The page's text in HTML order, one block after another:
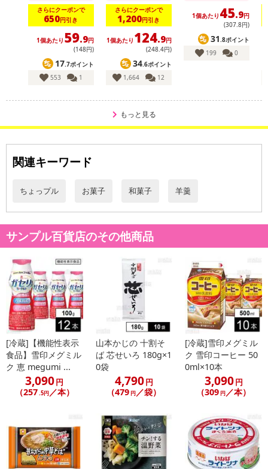
また、[新たな加工食品の原料原産地表示制度]の経過措置期間の終
了により、商品詳細内に記載の原産国・原材料の表記が旧表記の場
合がございます。
あらかじめご了承いただいた上でお申込みください。なお、本理由
によるお申込み後のキャンセル・返品交換は対応いたしかねます。
※送料はお試し費用に含まれております。
※d払い、PayPay、au PAY、au PAY（auかんたん決済）、ソフトバ
ンクまとめて支払い、楽天ペイ、メルペイ、AEON Pay、Amazon
Payでお支払いの場合、決済のため外部サイトへ遷移します。
※予約商品は決済手段ごとに定められた決済期限日にお支払いを完
了することがございます。ご了承いただいたうえでお申し込みくだ
休業日
その他共通および商品カテゴリー別注意事項（※必ずご確認くだ
さい）
こちらの情報は2026年07月09日 時点での情報となります。
さらにクーポンで
650円引き
1個あたり 59.9円
(148円)
17.7ポイント
553
1
さらにクーポンで
1,200円引き
1個あたり 124.9円
(248.4円)
34.6ポイント
1,664
12
1個あたり 45.9円
(307.8円)
31 .8ポイント
199
0
もっと見る
関連キーワード
ちょっプル お菓子 和菓子 羊羹
サンプル百貨店のその他商品
[冷蔵]【機能性表示
食品】雪印メグミル
ク 恵 megumi ...
3,090円
（257.5円／本）
山本かじの 十割そ
ば 芯せいろ 180g×1
0袋
4,790円
（479 円 ／袋）
[冷蔵]雪印メグミル
ク 雪印コーヒー 50
0ml×10本
3,090円
（309 円 ／本）